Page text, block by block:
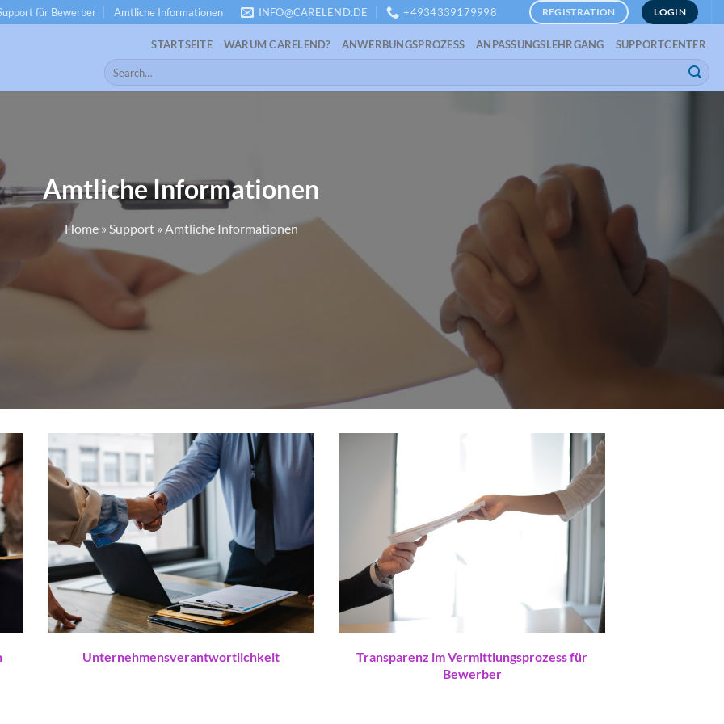
für Bewerber Amtliche Informationen INFO@CARELEND.DE +4934339179998 REGISTRATION LOGIN
STARTSEITE WARUM CARELEND? ANWERBUNGSPROZESS ANPASSUNGSLEHRGANG SUPPORTCENTER
Amtliche Informationen
Home» Support» Amtliche Informationen
Unternehmensverantwortlichkeit
Transparenz im Vermittlungsprozess für
Bewerber